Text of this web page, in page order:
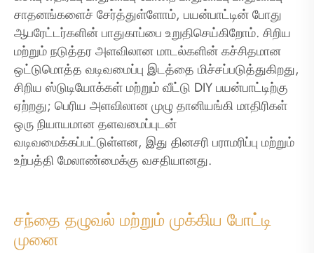
சாதனங்களைச் சேர்த்துள்ளோம், பயன்பாட்டின் போது
ஆபரேட்டர்களின் பாதுகாப்பை உறுதிசெய்கிறோம். சிறிய
மற்றும் நடுத்தர அளவிலான மாடல்களின் கச்சிதமான
ஒட்டுமொத்த வடிவமைப்பு இடத்தை மிச்சப்படுத்துகிறது,
சிறிய ஸ்டுடியோக்கள் மற்றும் வீட்டு DIY பயன்பாட்டிற்கு
ஏற்றது; பெரிய அளவிலான முழு தானியங்கி மாதிரிகள்
ஒரு நியாயமான தளவமைப்புடன்
வடிவமைக்கப்பட்டுள்ளன, இது தினசரி பராமரிப்பு மற்றும்
உற்பத்தி மேலாண்மைக்கு வசதியானது.
சந்தை தழுவல் மற்றும் முக்கிய போட்டி
முனை